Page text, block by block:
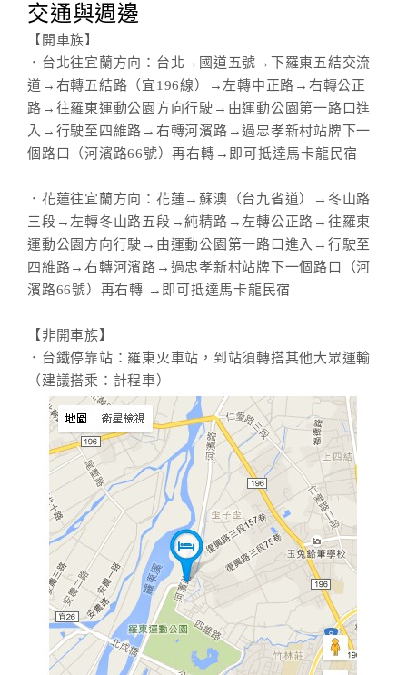
交通與週邊
【開車族】
．台北往宜蘭方向：台北→國道五號→下羅東五結交流
道→右轉五結路（宜196線）→左轉中正路→右轉公正
路→往羅東運動公園方向行駛→由運動公園第一路口進
入→行駛至四維路→右轉河濱路→過忠孝新村站牌下一
個路口（河濱路66號）再右轉→即可抵達馬卡龍民宿
．花蓮往宜蘭方向：花蓮→蘇澳（台九省道）→冬山路
三段→左轉冬山路五段→純精路→左轉公正路→往羅東
運動公園方向行駛→由運動公園第一路口進入→行駛至
四維路→右轉河濱路→過忠孝新村站牌下一個路口（河
濱路66號）再右轉 →即可抵達馬卡龍民宿
【非開車族】
．台鐵停靠站：羅東火車站，到站須轉搭其他大眾運輸
（建議搭乘：計程車）